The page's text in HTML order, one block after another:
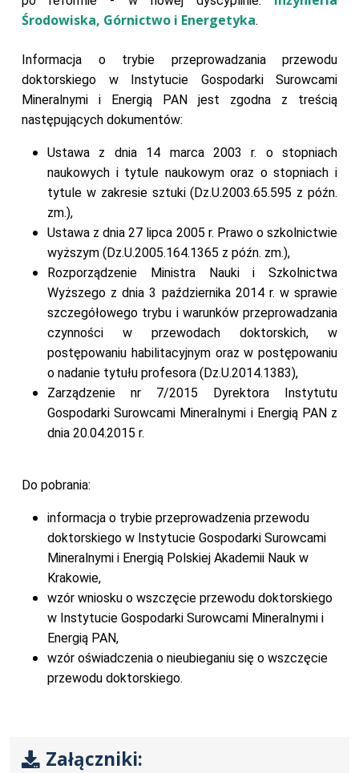
Środowiska, Górnictwo i Energetyka.
Informacja o trybie przeprowadzania przewodu
doktorskiego w Instytucie Gospodarki Surowcami
Mineralnymi i Energią PAN jest zgodna z treścią
następujących dokumentów:
Ustawa z dnia 14 marca 2003 r. o stopniach
naukowych i tytule naukowym oraz o stopniach i
tytule w zakresie sztuki (Dz.U.2003.65.595 z późn.
zm.),
Ustawa z dnia 27 lipca 2005 r. Prawo o szkolnictwie
wyższym (Dz.U.2005.164.1365 z późn. zm.),
Rozporządzenie Ministra Nauki i Szkolnictwa
Wyższego z dnia 3 października 2014 r. w sprawie
szczegółowego trybu i warunków przeprowadzania
czynności w przewodach doktorskich, w
postępowaniu habilitacyjnym oraz w postępowaniu
o nadanie tytułu profesora (Dz.U.2014.1383),
Zarządzenie nr 7/2015 Dyrektora Instytutu
Gospodarki Surowcami Mineralnymi i Energią PAN z
dnia 20.04.2015 r.
Do pobrania:
informacja o trybie przeprowadzenia przewodu
doktorskiego w Instytucie Gospodarki Surowcami
Mineralnymi i Energią Polskiej Akademii Nauk w
Krakowie,
wzór wniosku o wszczęcie przewodu doktorskiego
w Instytucie Gospodarki Surowcami Mineralnymi i
Energią PAN,
wzór oświadczenia o nieubieganiu się o wszczęcie
przewodu doktorskiego.
Załączniki: